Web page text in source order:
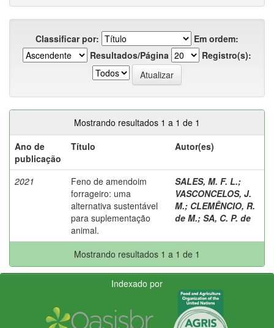
Classificar por:
Em ordem:
Resultados/Página
Registro(s):
Mostrando resultados 1 a 1 de 1
Ano de
publicação
Título Autor(es)
2021
Feno de amendoim
forrageiro: uma
alternativa sustentável
para suplementação
animal.
SALES, M. F. L.;
VASCONCELOS, J.
M.; CLEMÊNCIO, R.
de M.; SA, C. P. de
Mostrando resultados 1 a 1 de 1
Indexado por